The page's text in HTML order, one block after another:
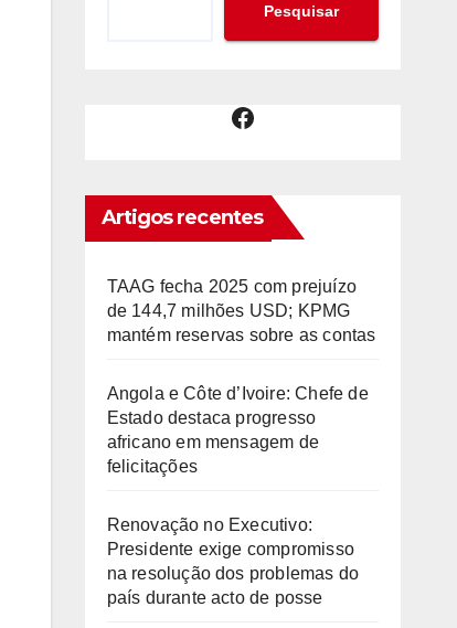
Pesquisar
Facebook
Artigos recentes
TAAG fecha 2025 com prejuízo
de 144,7 milhões USD; KPMG
mantém reservas sobre as contas
Angola e Côte d’Ivoire: Chefe de
Estado destaca progresso
africano em mensagem de
felicitações
Renovação no Executivo:
Presidente exige compromisso
na resolução dos problemas do
país durante acto de posse